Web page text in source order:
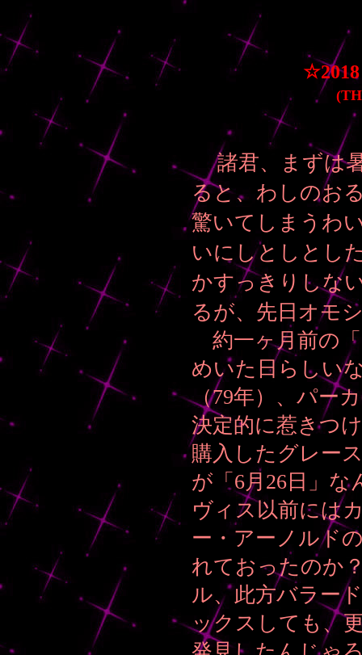
諸君、まずは
ると、わしのお
驚いてしまうわ
いにしとしとし
かすっきりしな
るが、先日オモ
約一ヶ月前の「
めいた日らしい
（79年）、パー
決定的に惹きつ
購入したグレー
が「6月26日」
ヴィス以前には
ー・アーノルド
れておったのか
ル、此方バラー
ックスしても、